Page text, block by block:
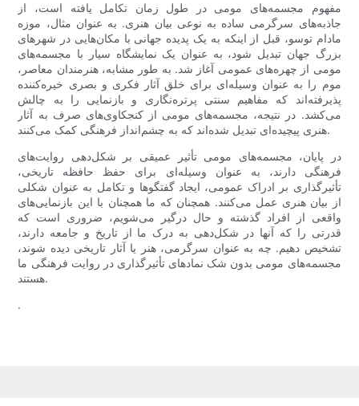
مفهوم مجسمه‌های مومی در طول زمان تکامل یافته است، از
جاذبه‌های سرگرمی ساده به نوعی بیان هنری. به عنوان مثال، موزه
مادام توسو، قبل از اینکه به یک پدیده جهانی با مکان‌هایی در شهرهای
بزرگ جهان تبدیل شود، به عنوان یک نمایشگاه سیار با مجسمه‌های
مومی از چهره‌های عمومی آغاز شد. به طور مشابه، هنرمندان معاصر،
موم را به عنوان وسیله‌ای برای خلق آثار فکری و بصری خیره‌کننده
پذیرفته‌اند که مفاهیم سنتی پرتره‌نگاری و بازنمایی را به چالش
می‌کشد. در نتیجه، مجسمه‌های مومی از کنجکاوی‌های صرف به آثار
هنری پیچیده‌ای تبدیل شده‌اند که به چشم‌انداز فرهنگی کمک می‌کنند.
در پایان، مجسمه‌های مومی تأثیر عمیقی بر شکل‌دهی روایت‌های
فرهنگی دارند، به عنوان وسیله‌ای برای حفظ حافظه تاریخی،
تأثیرگذاری بر ادراک عمومی، ایجاد گفتگوها و تکامل به عنوان شکلی
از بیان هنری عمل می‌کنند. همچنان که ما همچنان با این بازنمایی‌های
واقعی از افراد گذشته و حال درگیر می‌شویم، ضروری است که
قدرتی را که آنها در شکل‌دهی به درک ما از تاریخ و جامعه دارند،
تشخیص دهیم. چه به عنوان سرگرمی، هنر یا آثار تاریخی دیده شوند،
مجسمه‌های مومی بدون شک نمادهای تأثیرگذاری در روایت فرهنگی ما
هستند.
.